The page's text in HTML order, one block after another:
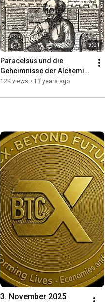
9:01
Paracelsus und die
Geheimnisse der Alchemie
Schwyz 2001
12K views • 13 years ago
3. November 2025